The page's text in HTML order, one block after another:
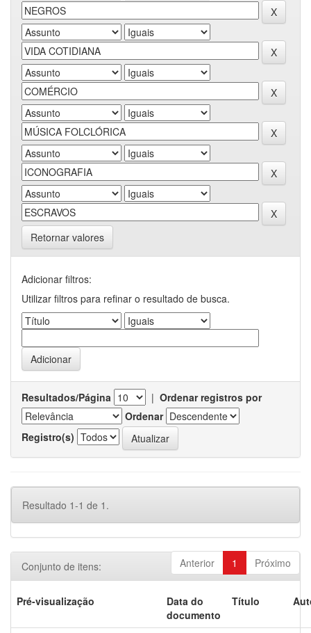
Retornar valores
Adicionar filtros:
Utilizar filtros para refinar o resultado de busca.
Resultados/Página | Ordenar registros por
Ordenar
Registro(s)
Resultado 1-1 de 1.
Anterior 1 Próximo
Conjunto de itens:
Pré-visualização
Data do
documento
Título